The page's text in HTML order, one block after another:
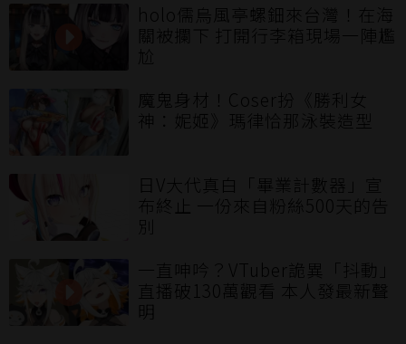
holo儒烏風亭螺鈿來台灣！在海
關被攔下 打開行李箱現場一陣尷
尬
魔鬼身材！Coser扮《勝利女
神：妮姬》瑪律恰那泳裝造型
日V大代真白「畢業計數器」宣
布終止 一份來自粉絲500天的告
別
一直呻吟？VTuber詭異「抖動」
直播破130萬觀看 本人發最新聲
明